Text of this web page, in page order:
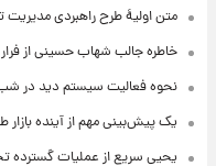
متن اولیۀ طرح راهبردی مدیریت
خاطره جالب شهاب حسینی از فرار
نحوه فعالیت سیستم دید در
یک پیش‌بینی مهم از آینده بازار
یحیی سریع از عملیات گسترده